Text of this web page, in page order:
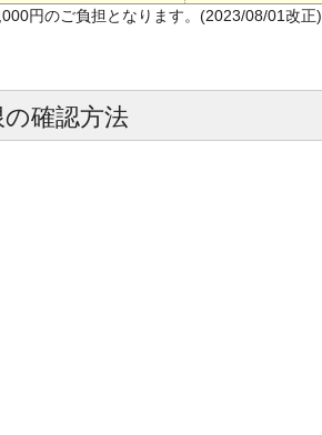
円のご負担となります。(2023/08/01改正)
確認方法